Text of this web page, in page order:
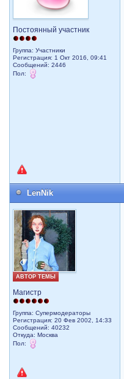
Постоянный участник
Группа: Участники
Регистрация: 1 Окт 2016, 09:41
Сообщений: 2446
Пол:
LenNik
АВТОР ТЕМЫ
Магистр
Группа: Супермодераторы
Регистрация: 20 Фев 2002, 14:33
Сообщений: 40232
Откуда: Москва
Пол: